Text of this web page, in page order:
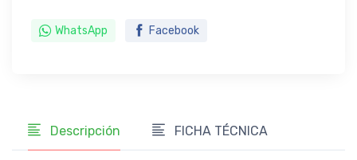
WhatsApp Facebook
Descripción FICHA TÉCNICA